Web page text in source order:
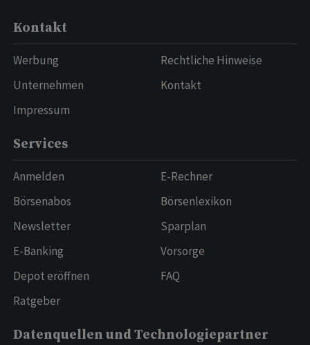
Kontakt
Werbung
Unternehmen
Impressum
Rechtliche Hinweise
Kontakt
Services
Anmelden
Börsenabos
Newsletter
E-Banking
Depot eröffnen
Ratgeber
E-Rechner
Börsenlexikon
Sparplan
Vorsorge
FAQ
Datenquellen und Technologiepartner